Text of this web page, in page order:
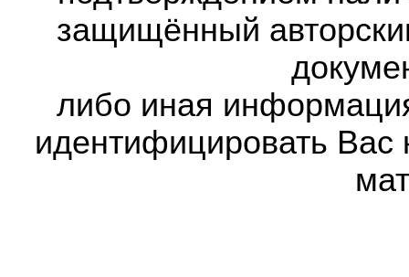
защищённый
либо иная
идентифицировать Вас